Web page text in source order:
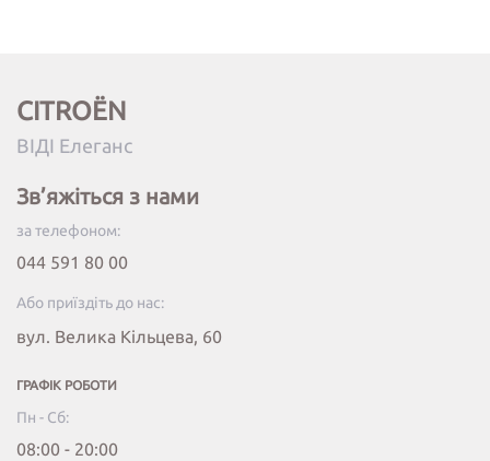
CITROËN
ВІДІ Елеганс
Зв’яжіться з нами
за телефоном:
044 591 80 00
Або приїздіть до нас:
вул. Велика Кільцева, 60
ГРАФІК РОБОТИ
Пн - Сб:
08:00 - 20:00